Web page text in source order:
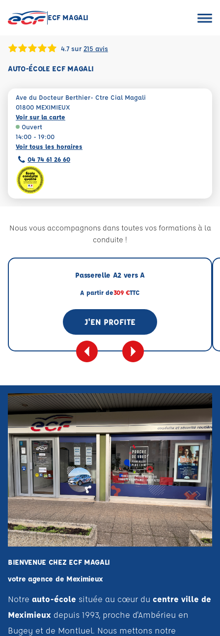
ECF MAGALI
4.7 sur 215 avis
AUTO-ÉCOLE ECF MAGALI
Ave du Docteur Berthier- Ctre Cial Magali
01800 MEXIMIEUX
Voir sur la carte
Ouvert
14:00 - 19:00
Voir tous les horaires
04 74 61 26 60
Nous vous accompagnons dans toutes vos formations à la
conduite !
Passerelle A2 vers A
A partir de309 €TTC
J'EN PROFITE
BIENVENUE CHEZ ECF MAGALI
votre agence de Meximieux
Notre auto-école située au cœur du centre ville de
Meximieux depuis 1993, proche d'Ambérieu en
Bugey et de Montluel. Nous mettons notre